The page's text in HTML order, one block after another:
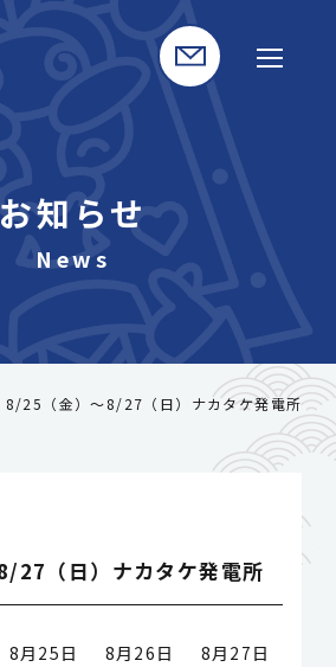
お知らせ
8/25（金）～8/27（日）ナカタケ発電所
27（日）ナカタケ発電所
8月25日
8月26日
8月27日